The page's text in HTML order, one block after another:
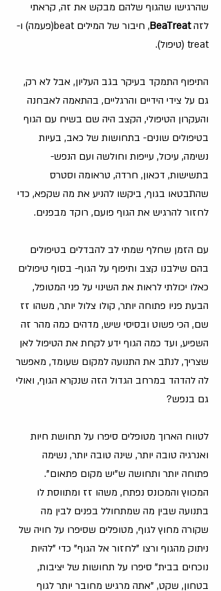
שהרגישו שהגוף שלהם מבקש את זה, קראתי
לזה BeaTreat
, חיבור של המילים beat(פעמה) ו-
treat (טיפול).
התיפוף התמקד בעיקר בגב העליון, אבל לא רק,
גם על צידי הידיים והרגליים, בהתאמה לאבחנה
והעקרון הטיפולי, הקצב היה שם בשיח עם הגוף
בטיפולים שונים- בתחושות של כאב, בעיות
נשימה, עיכול, עייפות וחולשה ועם הנפש-
בתשישות, דכאון, חרדה, טראומה וסטרס
שהתבטאו בגוף, ביקשו להניע את מה שקפא, כדי
לחזור להרגיש את הגוף פועם, רוקד מבפנים.
עם הזמן שחלף שמתי לב להבדלים בטיפולים
בהם שילבנו קצב ותיפוף על הגוף- בסוף טיפולים
כאלו יכולתי לראות את השינוי על פני המטופל,
הבעת פניו פתוחה יותר, קולו צלול יותר, משהו זז
שם, הכי פשוט ובסיסי שיש, מדהים כמה מהר זה
השפיע, ועד כמה הגוף ידע לקחת את הטיפול לאן
שצריך, לנתב את התנועה למקום שעומד, מאפשר
לה להדהד במרחב הגדול הזה שנקרא הגוף, ואולי
גם בנפש?
לטווח הארוך מטופלים סיפרו על תחושת חיות
ואנרגיה טובה יותר, שינה טובה יותר, נשימה
פתוחה יותר ותחושה ש"יש מקום פתאום".
המכווץ והמכונס נפתח, משהו זז ומתווסת לו
בתנועה שבין מה שמתחולל בפנים לבין מה
שקורה מחוץ לגוף, מטופלים שסיפרו על חויה של
ניתוק מהגוף ורצו "לחזור אל הגוף" כדי "להיות
נוכחים בבית" סיפרו על תחושות של יציבות,
בטחון, שקט, "אתה מרגיש מחובר יותר לגוף